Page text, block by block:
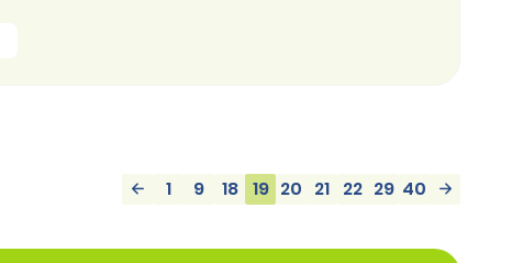
1 9 18 19 20 21 22 29 40